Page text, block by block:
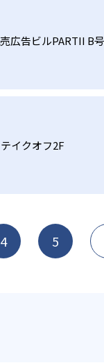
広告ビルPARTII B号
イクオフ2F
4 5